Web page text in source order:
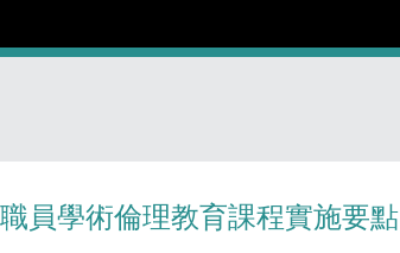
員學術倫理教育課程實施要點